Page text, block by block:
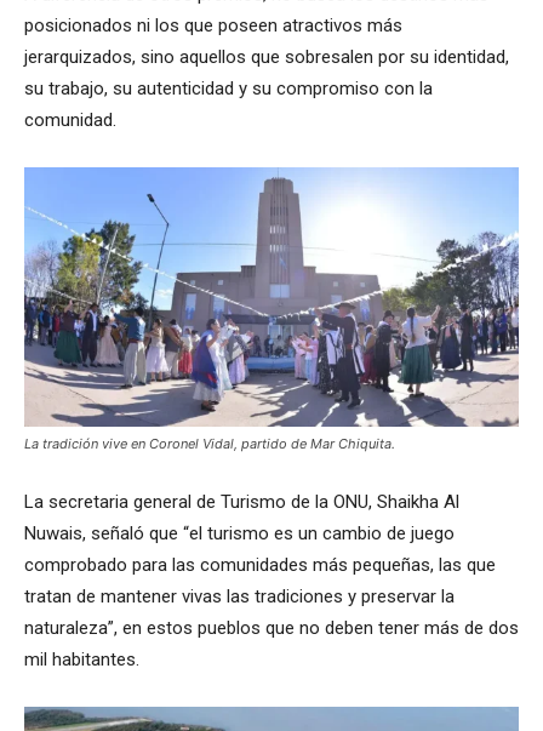
posicionados ni los que poseen atractivos más
jerarquizados, sino aquellos que sobresalen por su identidad,
su trabajo, su autenticidad y su compromiso con la
comunidad.
La tradición vive en Coronel Vidal, partido de Mar Chiquita.
La secretaria general de Turismo de la ONU, Shaikha Al
Nuwais, señaló que “el turismo es un cambio de juego
comprobado para las comunidades más pequeñas, las que
tratan de mantener vivas las tradiciones y preservar la
naturaleza”, en estos pueblos que no deben tener más de dos
mil habitantes.